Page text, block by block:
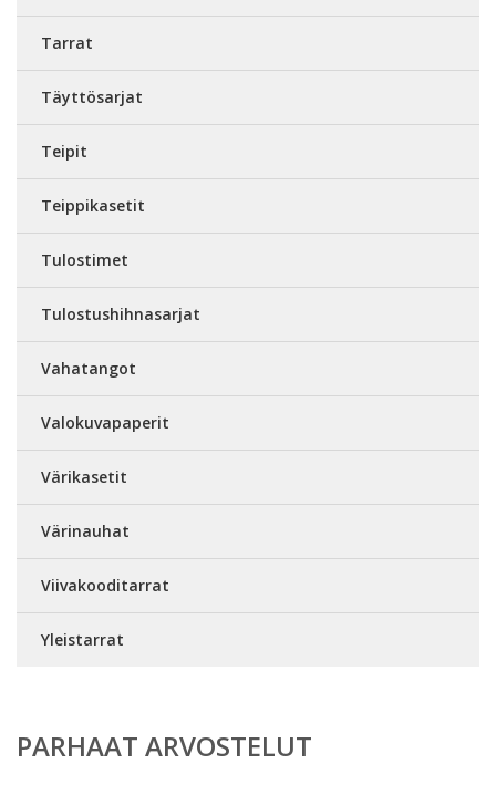
Tarrat
Täyttösarjat
Teipit
Teippikasetit
Tulostimet
Tulostushihnasarjat
Vahatangot
Valokuvapaperit
Värikasetit
Värinauhat
Viivakooditarrat
Yleistarrat
PARHAAT ARVOSTELUT